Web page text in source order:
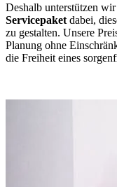
Deshalb unterstützen
Servicepaket dabei,
zu gestalten. Unsere
Planung ohne
die Freiheit eines